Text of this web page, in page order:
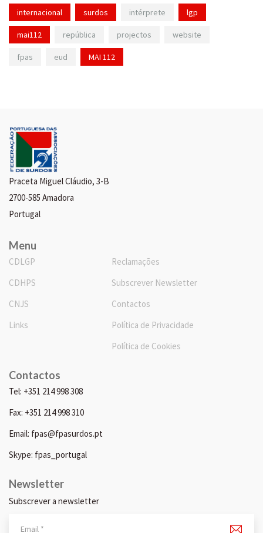
internacional surdos intérprete lgp
mai112 república projectos website
fpas eud MAI 112
Praceta Miguel Cláudio, 3-B
2700-585 Amadora
Portugal
Menu
CDLGP
CDHPS
CNJS
Links
Reclamações
Subscrever Newsletter
Contactos
Política de Privacidade
Política de Cookies
Contactos
Tel: +351 214 998 308
Fax: +351 214 998 310
Email: fpas@fpasurdos.pt
Skype: fpas_portugal
Newsletter
Subscrever a newsletter